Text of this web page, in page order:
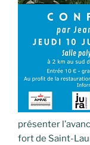
présenter
fort de Saint-